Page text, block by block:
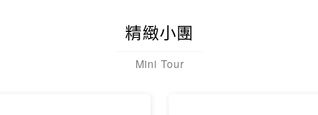
精緻小團
Mini Tour